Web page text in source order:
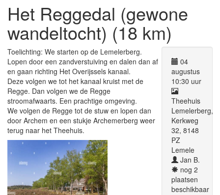
Het Reggedal (gewone
wandeltocht) (18 km)
04
augustus
10:30 uur
Theehuis
Lemelerberg,
Kerkweg
32, 8148
PZ
Lemele
Jan B.
nog 2
plaatsen
beschikbaar
Toelichting: We starten op de Lemelerberg.
Lopen door een zandverstuiving en dalen dan af
en gaan richting Het Overijssels kanaal.
Deze volgen we tot het kanaal kruist met de
Regge. Dan volgen we de Regge
stroomafwaarts. Een prachtige omgeving.
We volgen de Regge tot de stuw en lopen dan
door Archem en een stukje Archemerberg weer
terug naar het Theehuis.